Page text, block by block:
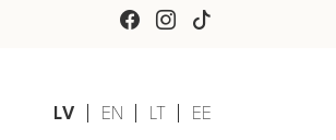
LV EN LT EE